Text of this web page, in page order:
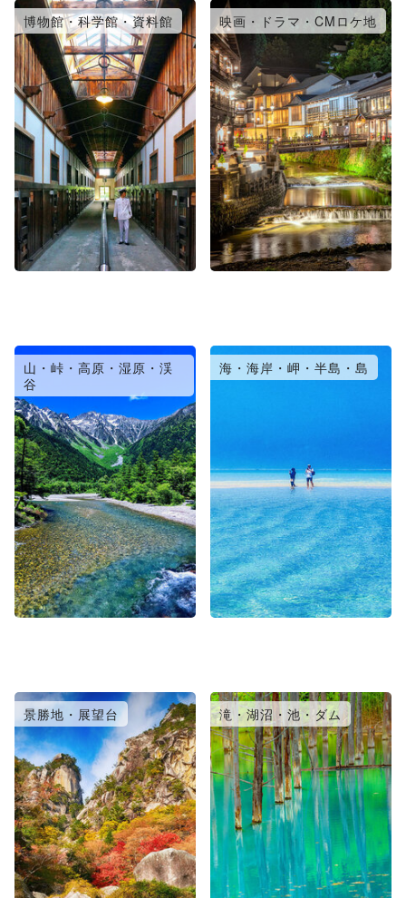
博物館・科学館・資料館 映画・ドラマ・CMロケ地
山・峠・高原・湿原・渓
谷
海・海岸・岬・半島・島
景勝地・展望台 滝・湖沼・池・ダム